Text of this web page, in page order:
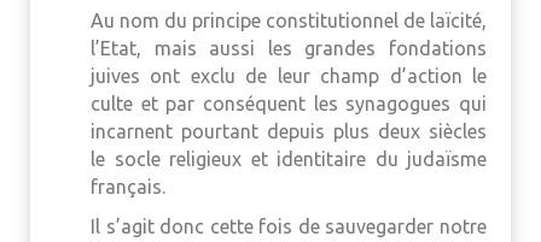
Au nom du principe constitutionnel de laïcité,
l’Etat, mais aussi les grandes fondations
juives ont exclu de leur champ d’action le
culte et par conséquent les synagogues qui
incarnent pourtant depuis plus deux siècles
le socle religieux et identitaire du judaïsme
français.
Il s’agit donc cette fois de sauvegarder notre